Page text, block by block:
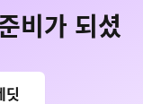
비가 되셨
딧